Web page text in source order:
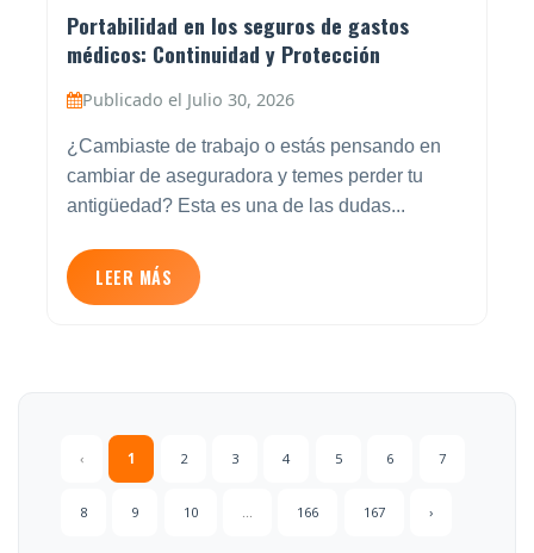
Portabilidad en los seguros de gastos
médicos: Continuidad y Protección
Publicado el Julio 30, 2026
¿Cambiaste de trabajo o estás pensando en
cambiar de aseguradora y temes perder tu
antigüedad? Esta es una de las dudas...
LEER MÁS
‹ 1 2 3 4 5 6 7
8 9 10 ... 166 167 ›